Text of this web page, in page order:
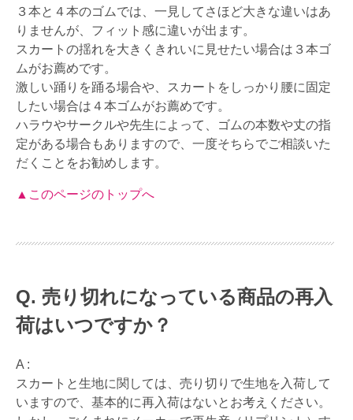
３本と４本のゴムでは、一見してさほど大きな違いはあ
りませんが、フィット感に違いが出ます。
スカートの揺れを大きくきれいに見せたい場合は３本ゴ
ムがお薦めです。
激しい踊りを踊る場合や、スカートをしっかり腰に固定
したい場合は４本ゴムがお薦めです。
ハラウやサークルや先生によって、ゴムの本数や丈の指
定がある場合もありますので、一度そちらでご相談いた
だくことをお勧めします。
▲このページのトップへ
売り切れになっている商品の再入
荷はいつですか？
A :
スカートと生地に関しては、売り切りで生地を入荷して
いますので、基本的に再入荷はないとお考えください。